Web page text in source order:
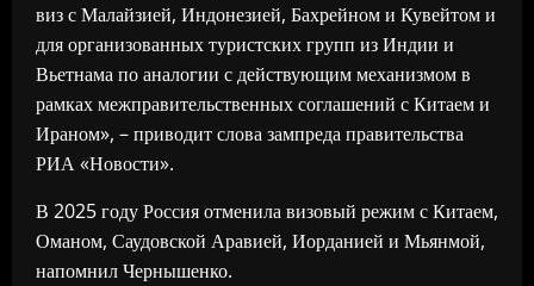
виз с Малайзией, Индонезией, Бахрейном и Кувейтом и
для организованных туристских групп из Индии и
Вьетнама по аналогии с действующим механизмом в
рамках межправительственных соглашений с Китаем и
Ираном», – приводит слова зампреда правительства
РИА «Новости».
В 2025 году Россия отменила визовый режим с Китаем,
Оманом, Саудовской Аравией, Иорданией и Мьянмой,
напомнил Чернышенко.